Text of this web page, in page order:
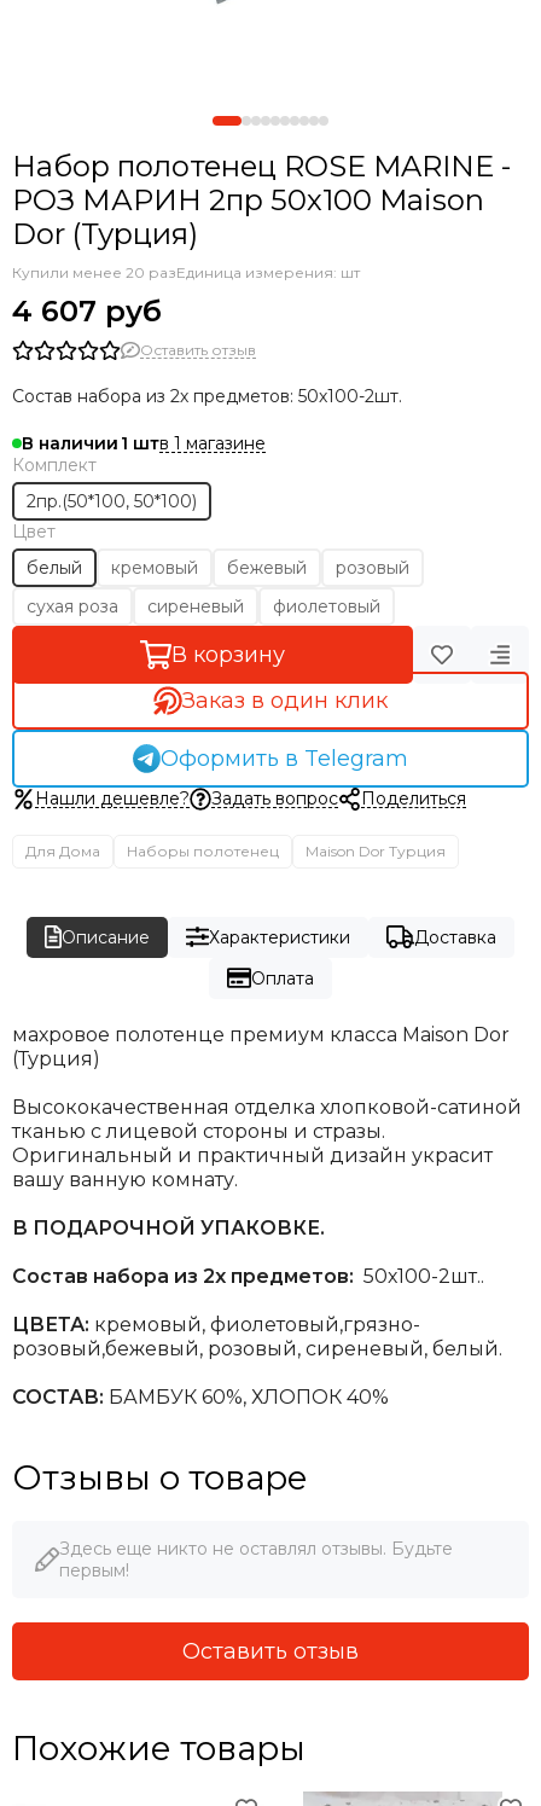
Набор полотенец ROSE MARINE -
РОЗ МАРИН 2пр 50х100 Maison
Dor (Турция)
Купили менее 20 разЕдиница измерения: шт
4 607 руб
Оставить отзыв
Состав набора из 2х предметов: 50х100-2шт.
В наличии 1
в 1 магазине
Комплект
2пр.(50*100, 50*100)
Цвет
белый
кремовый бежевый
розовый
сухая роза
сиреневый фиолетовый
В корзину
Заказ в один клик
Оформить в Telegram
Нашли дешевле? Задать вопрос Поделиться
Для Дома Наборы полотенец Maison Dor Турция
Описание Характеристики
Доставка
Оплата
махровое полотенце премиум класса Maison Dor
(Турция)
Высококачественная отделка хлопковой-сатиной
тканью с лицевой стороны и стразы.
Оригинальный и практичный дизайн украсит
вашу ванную комнату.
В ПОДАРОЧНОЙ УПАКОВКЕ.
Состав набора из 2х предметов: 50х100-2шт..
ЦВЕТА: кремовый, фиолетовый,грязно-
розовый,бежевый, розовый, сиреневый, белый.
СОСТАВ: БАМБУК 60%, ХЛОПОК 40%
Отзывы о товаре
Здесь еще никто не оставлял отзывы. Будьте
первым!
Оставить отзыв
Похожие товары